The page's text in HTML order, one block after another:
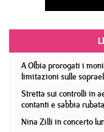
A Olbia prorogati i
limitazioni sulle
Stretta sui controlli in
contanti e sabbia rubata
Nina Zilli in concerto